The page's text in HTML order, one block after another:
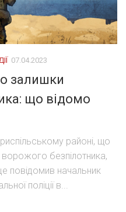
07.04.2023
залишки
що відомо
районі, що
безпілотника,
повідомив начальник
поліції в...